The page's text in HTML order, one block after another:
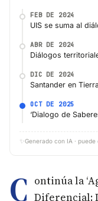
FEB DE 2024
UIS se suma al
ABR DE 2024
Diálogos
DIC DE 2024
Santander en
OCT DE 2025
‘Dialogo de
✨ Generado con IA ·
C ontinúa la
Diferencial: